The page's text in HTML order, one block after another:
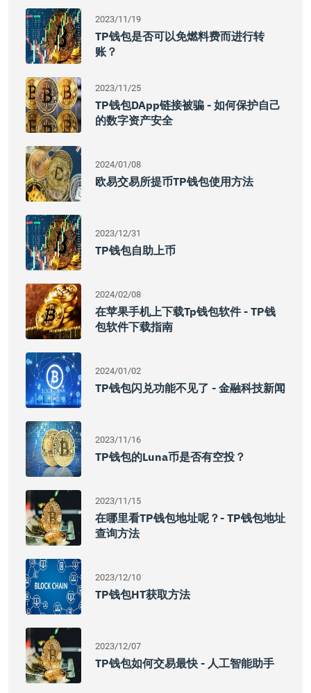
2023/11/19
TP钱包是否可以免燃料费而进行转
账？
2023/11/25
TP钱包DApp链接被骗 - 如何保护自己
的数字资产安全
2024/01/08
欧易交易所提币TP钱包使用方法
2023/12/31
TP钱包自助上币
2024/02/08
在苹果手机上下载tp钱包软件 - TP钱
包软件下载指南
2024/01/02
TP钱包闪兑功能不见了 - 金融科技新闻
2023/11/16
TP钱包的Luna币是否有空投？
2023/11/15
在哪里看TP钱包地址呢？- TP钱包地址
查询方法
2023/12/10
TP钱包HT获取方法
2023/12/07
TP钱包如何交易最快 - 人工智能助手